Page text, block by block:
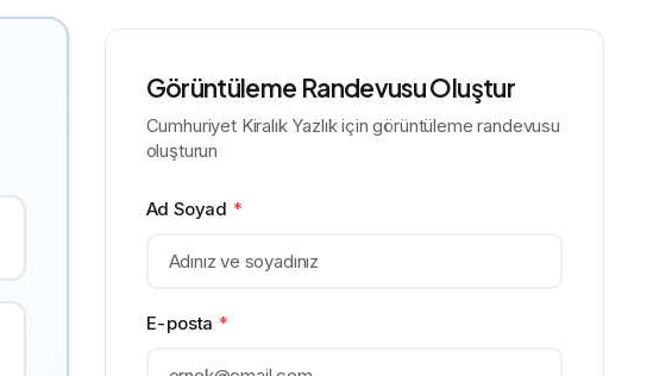
Görüntüleme Randevusu Oluştur
Cumhuriyet Kiralık Yazlık için görüntüleme randevusu
oluşturun
Ad Soyad *
E-posta *